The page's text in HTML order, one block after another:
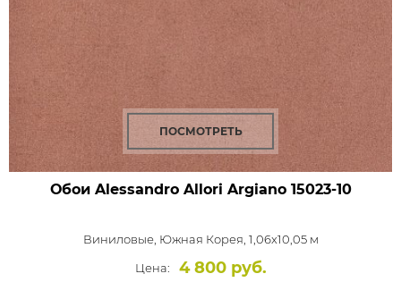
ПОСМОТРЕТЬ
Обои Alessandro Allori Argiano15023-10
Виниловые, Южная Корея, 1,06x10,05 м
Цена:
4 800 руб.